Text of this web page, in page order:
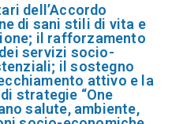
dell’Accordo
di sani stili di vita e
il rafforzamento
servizi socio-
il sostegno
attivo e la
strategie “One
salute, ambiente,